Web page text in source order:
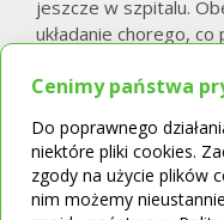
jeszcze w szpitalu.
układanie chorego,
się poprawiać,
fizyczne oraz
opanowanie zdolności
chodzenia po udarze
pod okiem specjalisty.
Cenimy państwa
Do poprawnego
niektóre pliki cookies.
zgody na użycie plików
nim możemy